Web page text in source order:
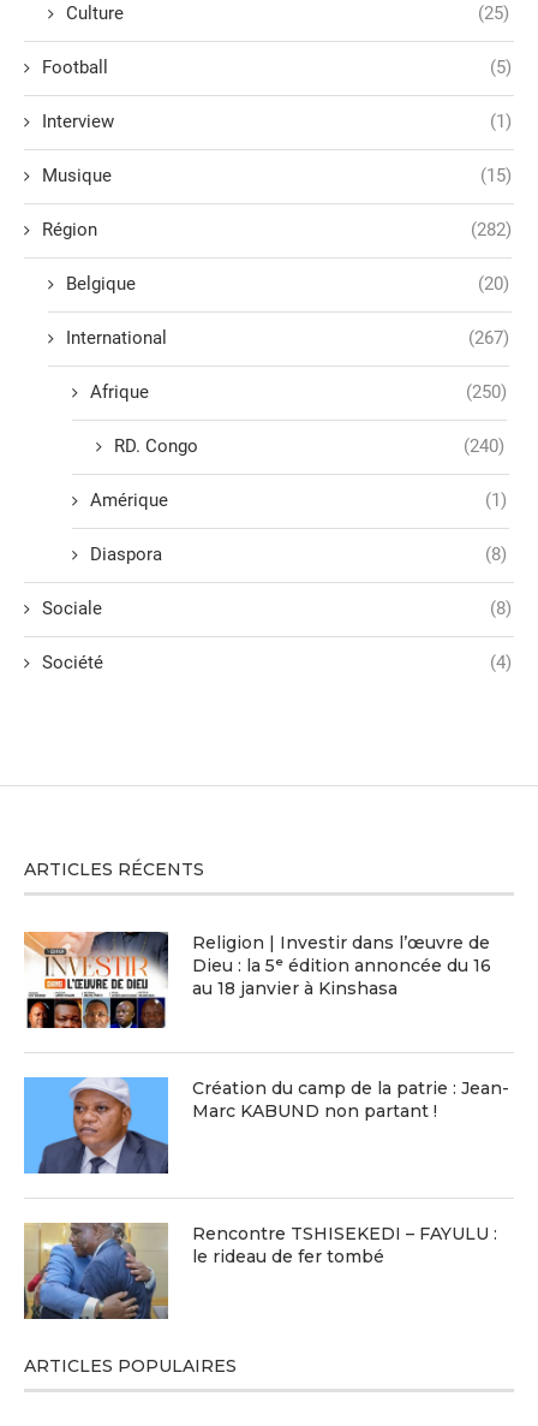
Culture (25)
Football (5)
Interview (1)
Musique (15)
Région (282)
Belgique (20)
International (267)
Afrique (250)
RD. Congo (240)
Amérique (1)
Diaspora (8)
Sociale (8)
Société (4)
ARTICLES RÉCENTS
Religion | Investir dans l’œuvre de
Dieu : la 5ᵉ édition annoncée du 16
au 18 janvier à Kinshasa
Création du camp de la patrie : Jean-
Marc KABUND non partant !
Rencontre TSHISEKEDI – FAYULU :
le rideau de fer tombé
ARTICLES POPULAIRES